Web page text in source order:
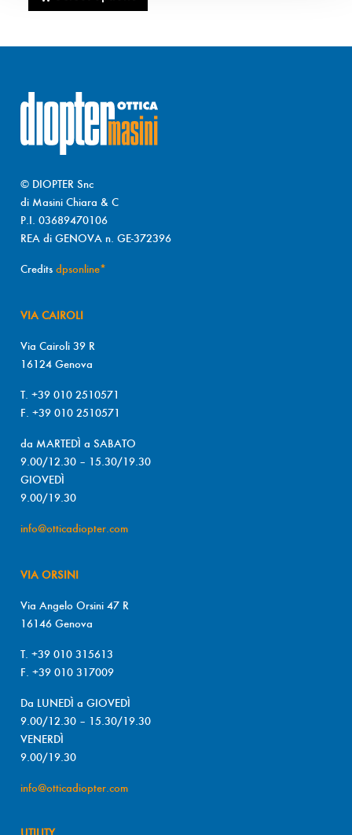
© DIOPTER Snc
di Masini Chiara & C
P.I. 03689470106
REA di GENOVA n. GE-372396
Credits dpsonline*
VIA CAIROLI
Via Cairoli 39 R
16124 Genova
T. +39 010 2510571
F. +39 010 2510571
da MARTEDÌ a SABATO
9.00/12.30 – 15.30/19.30
GIOVEDÌ
9.00/19.30
info@otticadiopter.com
VIA ORSINI
Via Angelo Orsini 47 R
16146 Genova
T. +39 010 315613
F. +39 010 317009
Da LUNEDÌ a GIOVEDÌ
9.00/12.30 – 15.30/19.30
VENERDÌ
9.00/19.30
info@otticadiopter.com